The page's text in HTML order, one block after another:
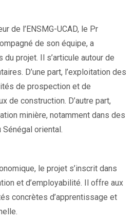
de l’ENSMG-UCAD, le Pr
de son équipe, a
projet. Il s’articule autour de
D’une part, l’exploitation des
de prospection et de
de construction. D’autre part,
minière, notamment dans des
oriental.
le projet s’inscrit dans
et d’employabilité. Il offre aux
concrètes d’apprentissage et